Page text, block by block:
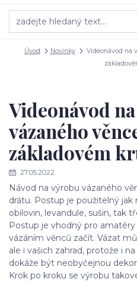
Úvod Novinky
Videonávod na
Videonávod
vázaného
základovém
27.05.2022
Návod na výrobu vázaného
drátu. Postup je použitelný jak
obilovin, levandule, sušin, tak
Postup je vhodný pro
vázáním věnců začít. Vázat
ale i vašich zahrad, protože i
dokáže být neobyčejnou
Krok po kroku se výrobu